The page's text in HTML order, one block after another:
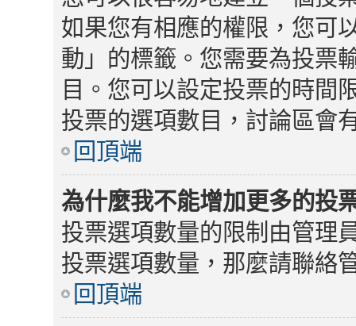
如果您有相應的權限，您可
動」的標籤。您需要為投票
目。您可以設定投票的時間
投票的選項數目，討論區會
回頂端
為什麼我不能增加更多的投
投票選項數量的限制由管理
投票選項數量，那麼請聯絡
回頂端